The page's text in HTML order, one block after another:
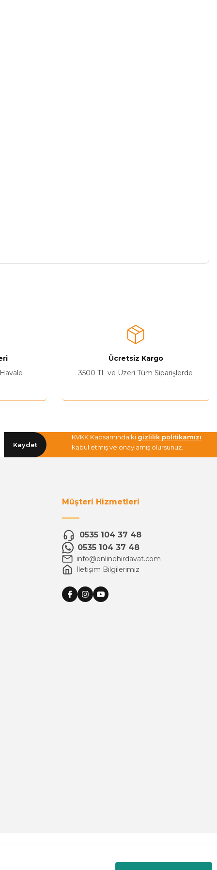
Ücretsiz Kargo
3500 TL ve Üzeri Tüm Siparişlerde
Kaydet
KVKK Kapsamında ki gizlilik politikamızı
kabul etmiş ve onaylamış olursunuz.
Müşteri Hizmetleri
0535 104 37 48
0535 104 37 48
info@onlinehirdavat.com
İletişim Bilgilerimiz